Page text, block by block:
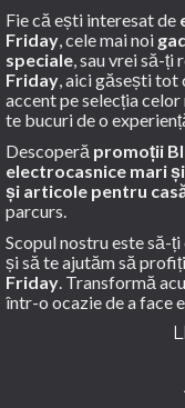
Fie că ești interesat de
Friday, cele mai noi
speciale, sau vrei să-ți
Friday, aici găsești tot
accent pe selecția
te bucuri de o
Descoperă promoții
electrocasnice mari
și articole pentru
parcurs.
Scopul nostru este să-
și să te ajutăm să
Friday. Transformă
într-o ocazie de a face